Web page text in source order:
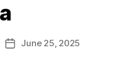
PostJune 25, 2025